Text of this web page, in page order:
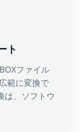
ト
ファイル
範に変換で
は、ソフトウ